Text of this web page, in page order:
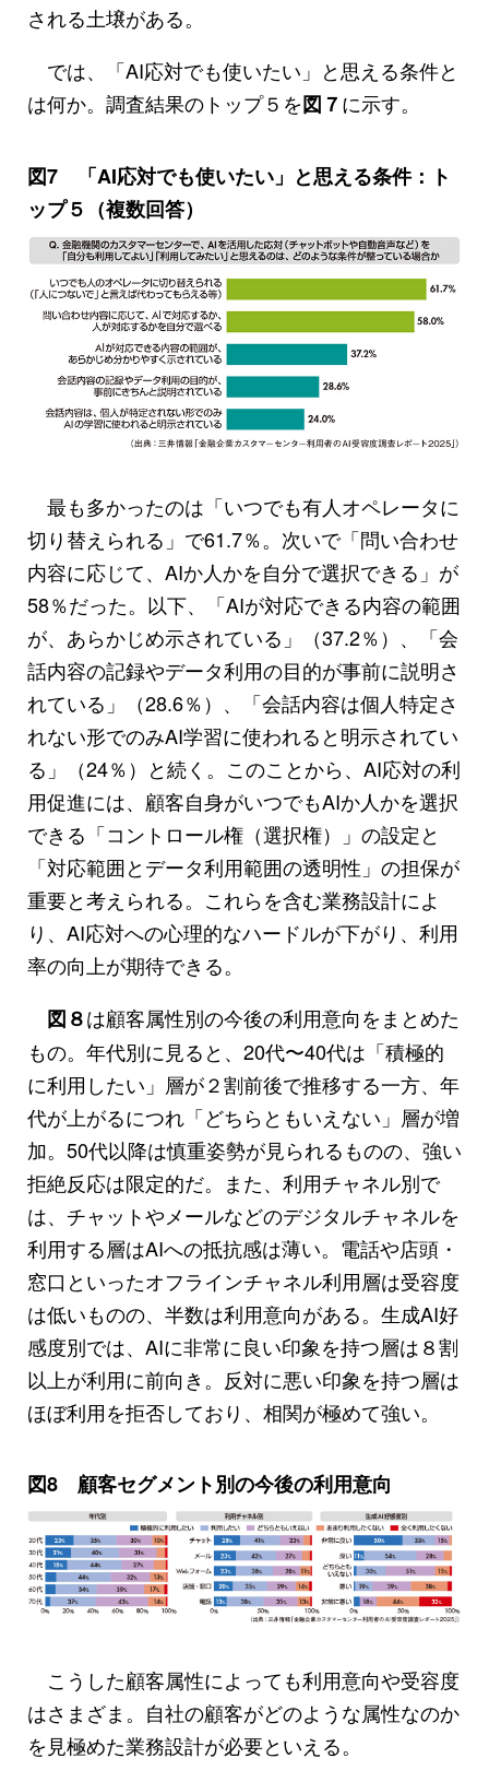
される土壌がある。
では、「AI応対でも使いたい」と思える条件と
は何か。調査結果のトップ５を図７に示す。
図7 「AI応対でも使いたい」と思える条件：ト
ップ５（複数回答）
最も多かったのは「いつでも有人オペレータに
切り替えられる」で61.7％。次いで「問い合わせ
内容に応じて、AIか人かを自分で選択できる」が
58％だった。以下、「AIが対応できる内容の範囲
が、あらかじめ示されている」（37.2％）、「会
話内容の記録やデータ利用の目的が事前に説明さ
れている」（28.6％）、「会話内容は個人特定さ
れない形でのみAI学習に使われると明示されてい
る」（24％）と続く。このことから、AI応対の利
用促進には、顧客自身がいつでもAIか人かを選択
できる「コントロール権（選択権）」の設定と
「対応範囲とデータ利用範囲の透明性」の担保が
重要と考えられる。これらを含む業務設計によ
り、AI応対への心理的なハードルが下がり、利用
率の向上が期待できる。
図８は顧客属性別の今後の利用意向をまとめた
もの。年代別に見ると、20代〜40代は「積極的
に利用したい」層が２割前後で推移する一方、年
代が上がるにつれ「どちらともいえない」層が増
加。50代以降は慎重姿勢が見られるものの、強い
拒絶反応は限定的だ。また、利用チャネル別で
は、チャットやメールなどのデジタルチャネルを
利用する層はAIへの抵抗感は薄い。電話や店頭・
窓口といったオフラインチャネル利用層は受容度
は低いものの、半数は利用意向がある。生成AI好
感度別では、AIに非常に良い印象を持つ層は８割
以上が利用に前向き。反対に悪い印象を持つ層は
ほぼ利用を拒否しており、相関が極めて強い。
図8 顧客セグメント別の今後の利用意向
こうした顧客属性によっても利用意向や受容度
はさまざま。自社の顧客がどのような属性なのか
を見極めた業務設計が必要といえる。